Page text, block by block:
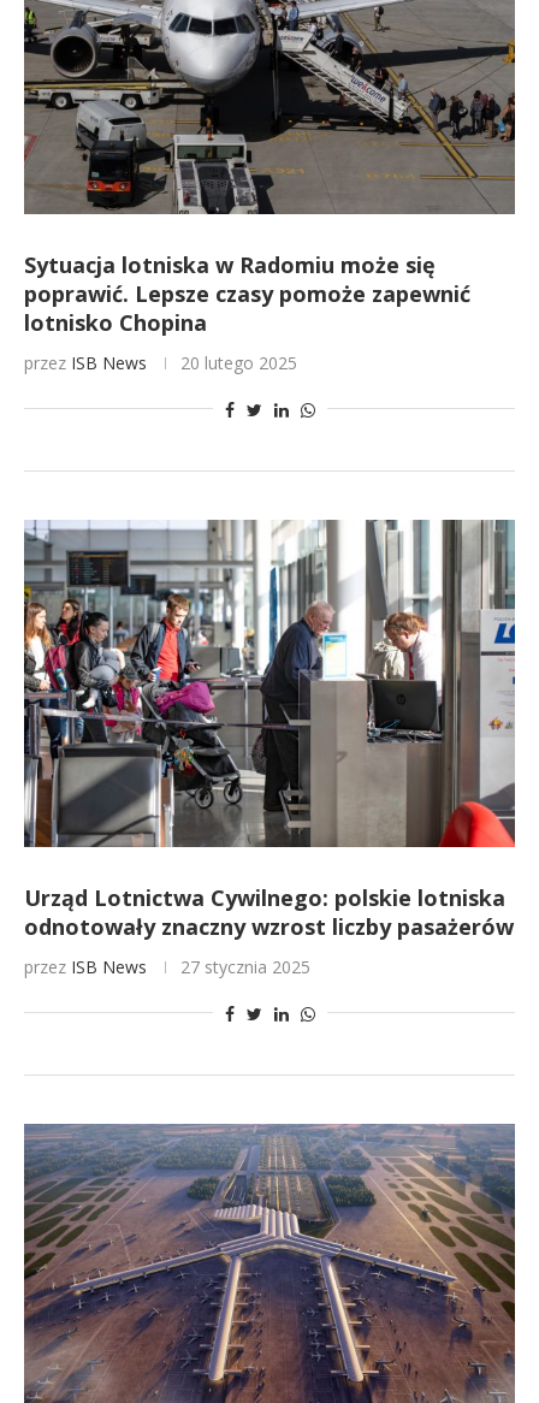
Sytuacja lotniska w Radomiu może się
poprawić. Lepsze czasy pomoże zapewnić
lotnisko Chopina
przez ISB News 20 lutego 2025
Urząd Lotnictwa Cywilnego: polskie lotniska
odnotowały znaczny wzrost liczby pasażerów
przez ISB News 27 stycznia 2025